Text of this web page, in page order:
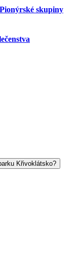
skupiny
Zajímá vás problematika vyhlášení Národního parku Křivoklátsko?